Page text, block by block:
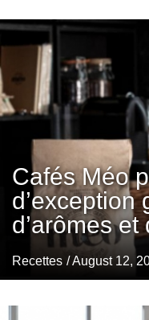
Cafés Méo
d’exception
d’arômes
Recettes / August 12,